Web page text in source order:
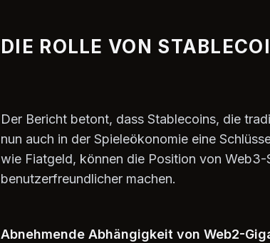
DIE ROLLE VON
Der Bericht betont, dass Stablecoins, die
nun auch in der Spieleökonomie eine
wie Fiatgeld, können die Position von
benutzerfreundlicher machen.
Abnehmende Abhängigkeit von Web2-